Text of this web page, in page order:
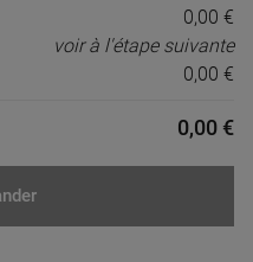
0,00 €
voir à l'étape suivante
0,00 €
0,00 €